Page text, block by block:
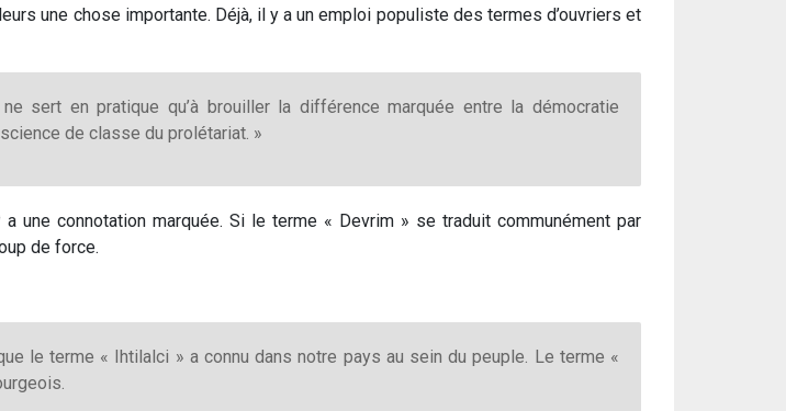
une chose importante. Déjà, il y a un emploi populiste des termes d’ouvriers et
sert en pratique qu’à brouiller la différence marquée entre la démocratie
de classe du prolétariat. »
connotation marquée. Si le terme « Devrim » se traduit communément par
de force.
le terme « Ihtilalci » a connu dans notre pays au sein du peuple. Le terme «